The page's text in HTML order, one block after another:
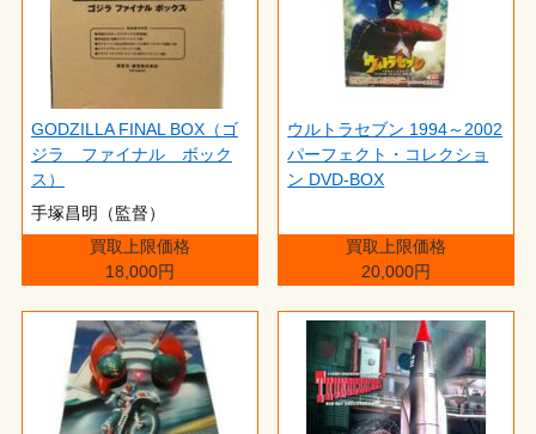
GODZILLA FINAL BOX（ゴ
ジラ ファイナル ボック
ス）
手塚昌明（監督）
買取上限価格
18,000円
ウルトラセブン 1994～2002
パーフェクト・コレクショ
ン DVD-BOX
買取上限価格
20,000円